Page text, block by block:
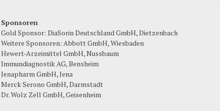
Sponsoren
Gold Sponsor: DiaSorin Deutschland GmbH, Dietzenbach
Weitere Sponsoren: Abbott GmbH, Wiesbaden
Hewert-Arzeimittel GmbH, Nussbaum
Immundiagnostik AG, Bensheim
Jenapharm GmbH, Jena
Merck Serono GmbH, Darmstadt
Dr. Wolz Zell GmbH, Geisenheim